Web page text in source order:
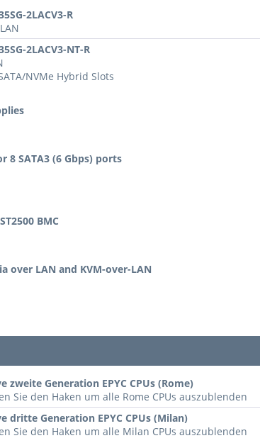
2LACV3-R
2LACV3-NT-R
NVMe Hybrid Slots
8 SATA3 (6 Gbps) ports
BMC
over LAN and KVM-over-LAN
zweite Generation EPYC CPUs (Rome)
Sie den Haken um alle Rome CPUs auszublenden
dritte Generation EPYC CPUs (Milan)
Sie den Haken um alle Milan CPUs auszublenden